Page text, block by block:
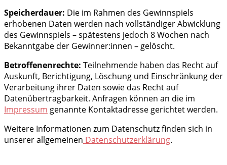
Speicherdauer: Die im Rahmen des Gewinnspiels
erhobenen Daten werden nach vollständiger Abwicklung
des Gewinnspiels – spätestens jedoch 8 Wochen nach
Bekanntgabe der Gewinner:innen – gelöscht.
Betroffenenrechte: Teilnehmende haben das Recht auf
Auskunft, Berichtigung, Löschung und Einschränkung der
Verarbeitung ihrer Daten sowie das Recht auf
Datenübertragbarkeit. Anfragen können an die im
Impressum genannte Kontaktadresse gerichtet werden.
Weitere Informationen zum Datenschutz finden sich in
unserer allgemeinen Datenschutzerklärung.